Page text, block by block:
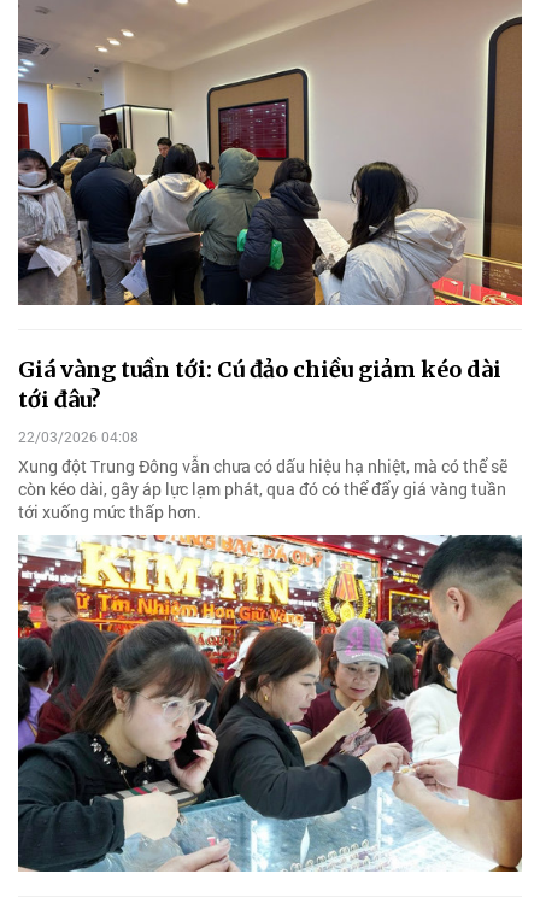
Giá vàng tuần tới: Cú đảo chiều giảm kéo dài
tới đâu?
22/03/2026 04:08
Xung đột Trung Đông vẫn chưa có dấu hiệu hạ nhiệt, mà có thể sẽ
còn kéo dài, gây áp lực lạm phát, qua đó có thể đẩy giá vàng tuần
tới xuống mức thấp hơn.